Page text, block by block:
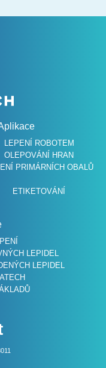
LEPENÍ ROBOTEM
OLEPOVÁNÍ HRAN
PRIMÁRNÍCH OBALŮ
ETIKETOVÁNÍ
LEPIDEL
LEPIDEL